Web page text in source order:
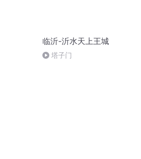
临沂-沂水天上王城
塔子门